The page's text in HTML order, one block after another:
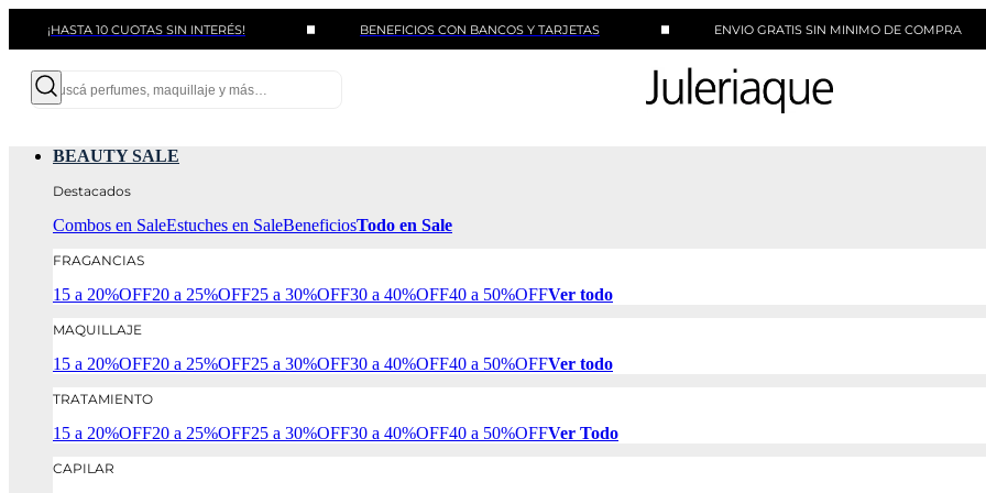
10 CUOTAS SIN INTERÉS! BENEFICIOS CON BANCOS Y TARJETAS ENVIO GRATIS SIN MINIMO DE COMPRA
BEAUTY SALE
Destacados
Combos en SaleEstuches en SaleBeneficiosTodo en Sale
FRAGANCIAS
15 a 20%OFF20 a 25%OFF25 a 30%OFF30 a 40%OFF40 a 50%OFFVer todo
MAQUILLAJE
15 a 20%OFF20 a 25%OFF25 a 30%OFF30 a 40%OFF40 a 50%OFFVer todo
TRATAMIENTO
15 a 20%OFF20 a 25%OFF25 a 30%OFF30 a 40%OFF40 a 50%OFFVer Todo
CAPILAR